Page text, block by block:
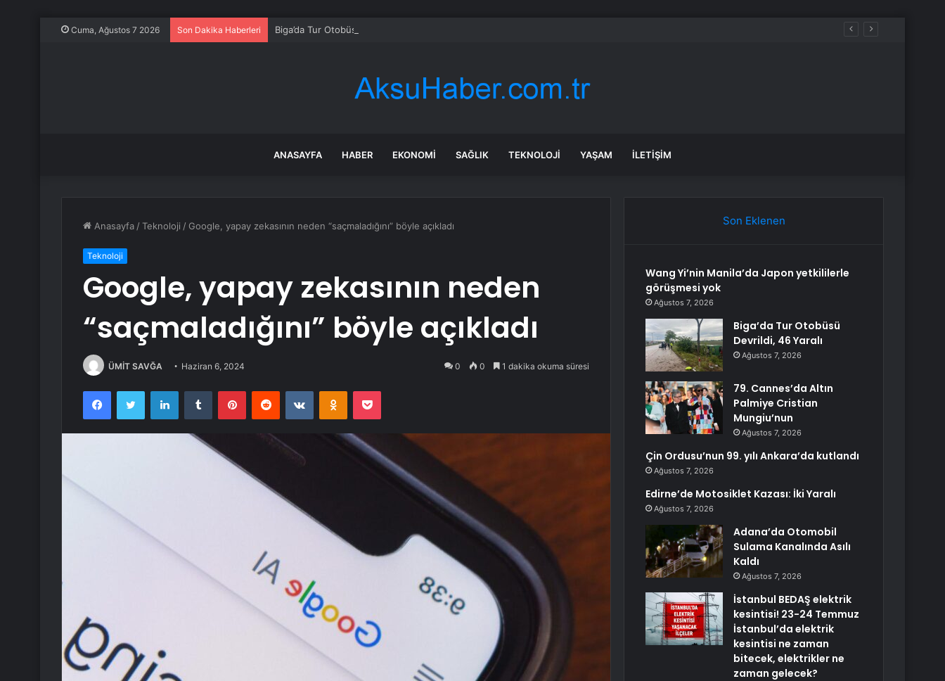
Cuma, Ağustos 7 2026 Son Dakika Haberleri Biga’da Tur Otobüsü Devrildi, 46 Yaralı
ANASAYFA HABER EKONOMI SAĞLIK TEKNOLOJI YAŞAM İLETIŞIM
Anasayfa /Teknoloji / Google, yapay zekasının neden “saçmaladığını” böyle açıkladı
Teknoloji
Google, yapay zekasının neden
“saçmaladığını” böyle açıkladı
ÜMİT SAVĞA Haziran 6, 2024 0 0 1 dakika okuma süresi
FacebookTwitter LinkedInTumblr PinterestReddit VKontakteOdnoklassniki
Pocket
Son Eklenen
Wang Yi’nin Manila’da Japon yetkililerle
görüşmesi yok
Ağustos 7, 2026
Biga’da Tur Otobüsü
Devrildi, 46 Yaralı
Ağustos 7, 2026
79. Cannes’da Altın
Palmiye Cristian
Mungiu’nun
Ağustos 7, 2026
Çin Ordusu’nun 99. yılı Ankara’da kutlandı
Ağustos 7, 2026
Edirne’de Motosiklet Kazası: İki Yaralı
Ağustos 7, 2026
Adana’da Otomobil
Sulama Kanalında Asılı
Kaldı
Ağustos 7, 2026
İstanbul BEDAŞ elektrik
kesintisi! 23-24 Temmuz
İstanbul’da elektrik
kesintisi ne zaman
bitecek, elektrikler ne
zaman gelecek?